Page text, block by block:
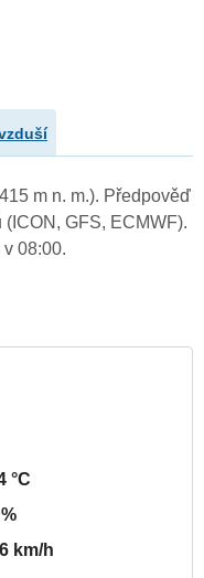
m n. m.). Předpověď
GFS, ECMWF).
08:00.
°C
km/h